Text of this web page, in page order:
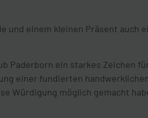
und einem kleinen Präsent auch
Paderborn ein starkes Zeichen
einer fundierten
Würdigung möglich gemacht